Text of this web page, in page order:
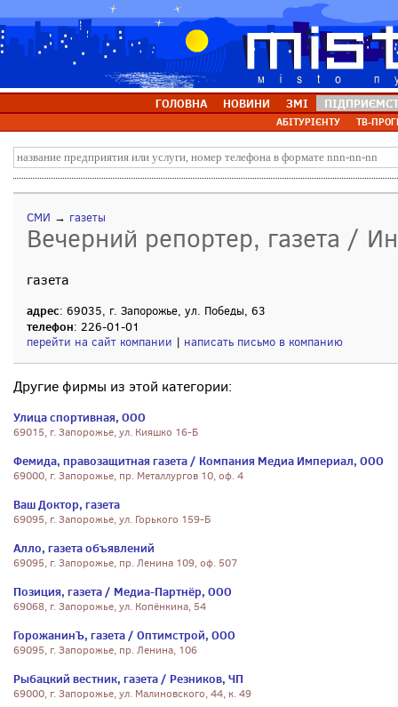
ГОЛОВНА НОВИНИ ЗМІ
АБІТУРІЄНТУ ТВ-
СМИ → газеты
Вечерний репортер, газета /
газета
адрес: 69035, г. Запорожье, ул. Победы, 63
телефон: 226-01-01
перейти на сайт компании | написать письмо в компанию
Другие фирмы из этой категории:
Улица спортивная, ООО
69015, г. Запорожье, ул. Кияшко 16-Б
Фемида, правозащитная газета / Компания Медиа Империал, ООО
69000, г. Запорожье, пр. Металлургов 10, оф. 4
Ваш Доктор, газета
69095, г. Запорожье, ул. Горького 159-Б
Алло, газета объявлений
69095, г. Запорожье, пр. Ленина 109, оф. 507
Позиция, газета / Медиа-Партнёр, ООО
69068, г. Запорожье, ул. Копёнкина, 54
ГорожанинЪ, газета / Оптимстрой, ООО
69095, г. Запорожье, пр. Ленина, 106
Рыбацкий вестник, газета / Резников, ЧП
69000, г. Запорожье, ул. Малиновского, 44, к. 49